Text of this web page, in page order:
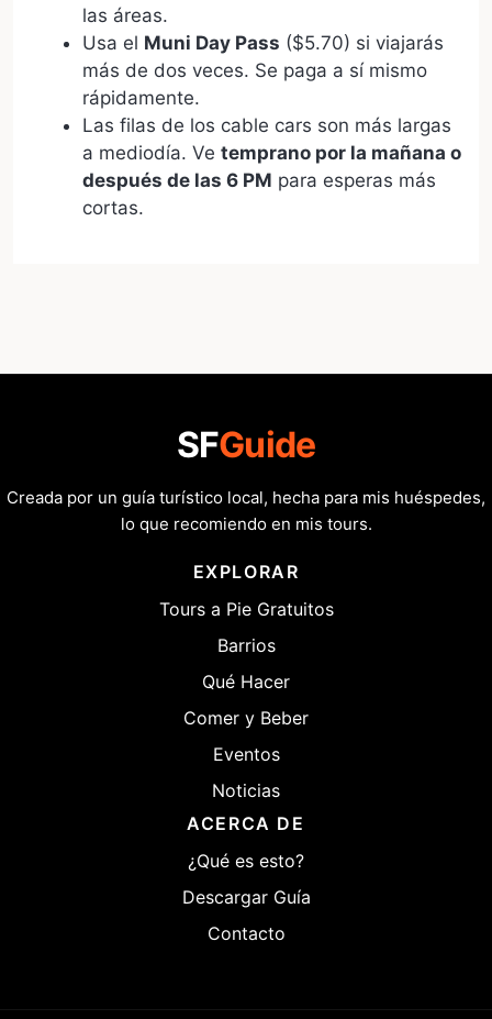
las áreas.
Usa el Muni Day Pass ($5.70) si viajarás
más de dos veces. Se paga a sí mismo
rápidamente.
Las filas de los cable cars son más largas
a mediodía. Ve temprano por la mañana o
después de las 6 PM para esperas más
cortas.
SFGuide
Creada por un guía turístico local, hecha para mis huéspedes,
lo que recomiendo en mis tours.
EXPLORAR
Tours a Pie Gratuitos
Barrios
Qué Hacer
Comer y Beber
Eventos
Noticias
ACERCA DE
¿Qué es esto?
Descargar Guía
Contacto